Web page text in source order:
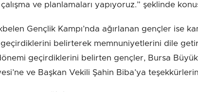
ve planlamaları yapıyoruz.” şeklinde
Gençlik Kampı’nda ağırlanan gençler ise
belirterek memnuniyetlerini dile
geçirdiklerini belirten gençler, Bursa
ve Başkan Vekili Şahin Biba’ya